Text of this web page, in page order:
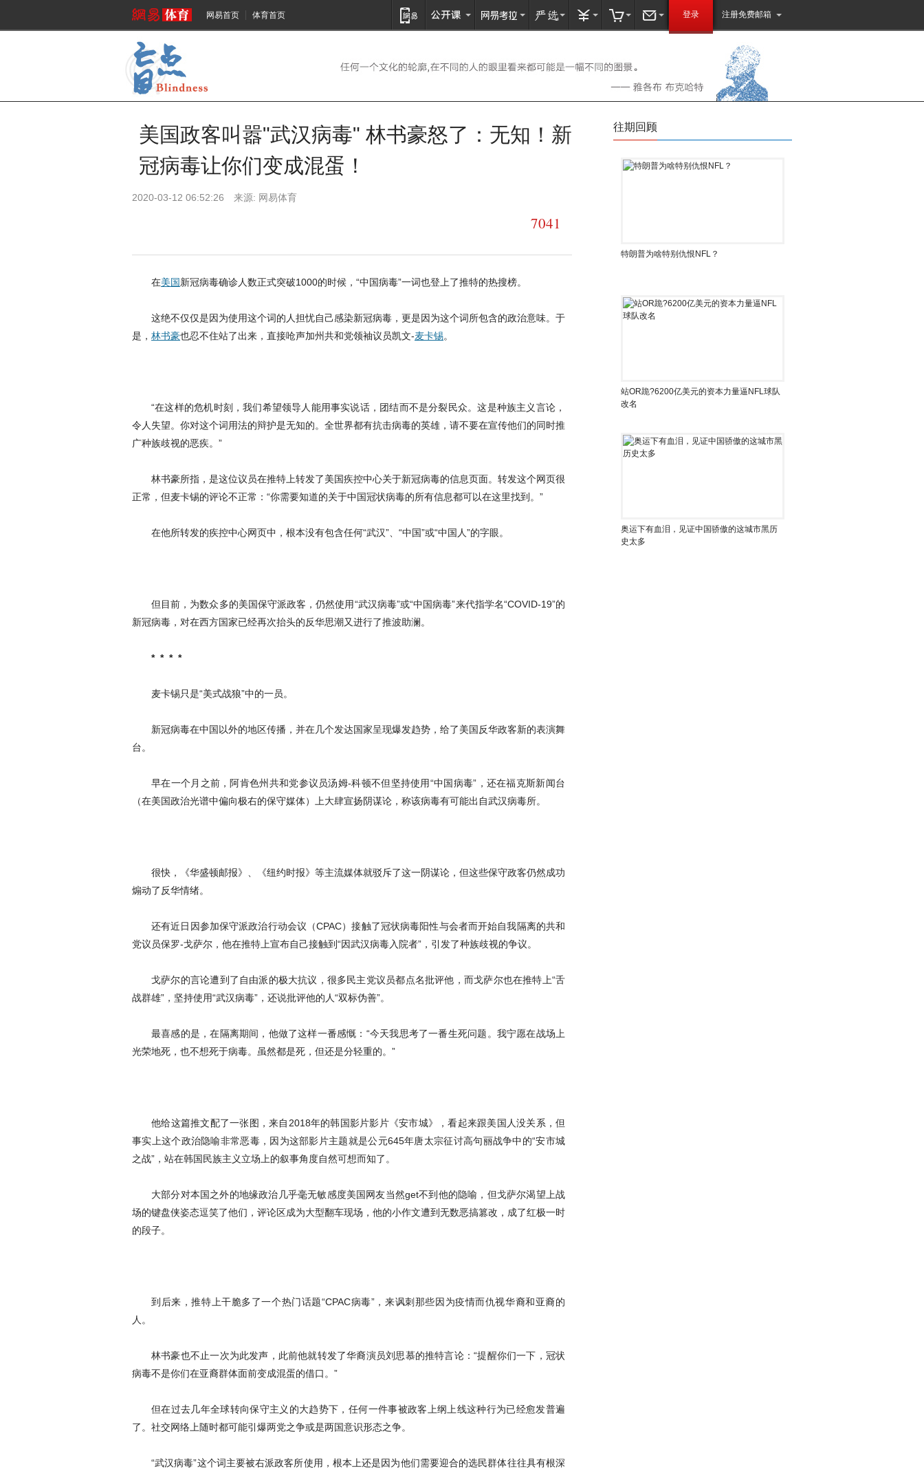
网易首页 体育首页 登录 注册免费邮箱
美国政客叫嚣"武汉病毒" 林书豪怒了：无知！新
冠病毒让你们变成混蛋！
2020-03-12 06:52:26 来源: 网易体育
7041
在美国新冠病毒确诊人数正式突破1000的时候，“中国病毒”一词也登上了推特的热搜榜。
这绝不仅仅是因为使用这个词的人担忧自己感染新冠病毒，更是因为这个词所包含的政治意味。于
是， 林书豪也忍不住站了出来，直接呛声加州共和党领袖议员凯文-麦卡锡。
“在这样的危机时刻，我们希望领导人能用事实说话，团结而不是分裂民众。这是种族主义言论，
令人失望。你对这个词用法的辩护是无知的。全世界都有抗击病毒的英雄，请不要在宣传他们的同时推
广种族歧视的恶疾。”
林书豪所指，是这位议员在推特上转发了美国疾控中心关于新冠病毒的信息页面。转发这个网页很
正常，但麦卡锡的评论不正常：“你需要知道的关于中国冠状病毒的所有信息都可以在这里找到。”
在他所转发的疾控中心网页中，根本没有包含任何“武汉”、“中国”或“中国人”的字眼。
但目前，为数众多的美国保守派政客，仍然使用“武汉病毒”或“中国病毒”来代指学名“COVID-19”的
新冠病毒，对在西方国家已经再次抬头的反华思潮又进行了推波助澜。
* * * *
麦卡锡只是“美式战狼”中的一员。
新冠病毒在中国以外的地区传播，并在几个发达国家呈现爆发趋势，给了美国反华政客新的表演舞
台。
早在一个月之前，阿肯色州共和党参议员汤姆-科顿不但坚持使用“中国病毒”，还在福克斯新闻台
（在美国政治光谱中偏向极右的保守媒体）上大肆宣扬阴谋论，称该病毒有可能出自武汉病毒所。
很快，《华盛顿邮报》、《纽约时报》等主流媒体就驳斥了这一阴谋论，但这些保守政客仍然成功
煽动了反华情绪。
还有近日因参加保守派政治行动会议（CPAC）接触了冠状病毒阳性与会者而开始自我隔离的共和
党议员保罗-戈萨尔，他在推特上宣布自己接触到“因武汉病毒入院者”，引发了种族歧视的争议。
戈萨尔的言论遭到了自由派的极大抗议，很多民主党议员都点名批评他，而戈萨尔也在推特上“舌
战群雄”，坚持使用“武汉病毒”，还说批评他的人“双标伪善”。
最喜感的是，在隔离期间，他做了这样一番感慨：“今天我思考了一番生死问题。我宁愿在战场上
光荣地死，也不想死于病毒。虽然都是死，但还是分轻重的。”
他给这篇推文配了一张图，来自2018年的韩国影片影片《安市城》，看起来跟美国人没关系，但
事实上这个政治隐喻非常恶毒，因为这部影片主题就是公元645年唐太宗征讨高句丽战争中的“安市城
之战”，站在韩国民族主义立场上的叙事角度自然可想而知了。
大部分对本国之外的地缘政治几乎毫无敏感度美国网友当然get不到他的隐喻，但戈萨尔渴望上战
场的键盘侠姿态逗笑了他们，评论区成为大型翻车现场，他的小作文遭到无数恶搞篡改，成了红极一时
的段子。
到后来，推特上干脆多了一个热门话题“CPAC病毒”，来讽刺那些因为疫情而仇视华裔和亚裔的
人。
林书豪也不止一次为此发声，此前他就转发了华裔演员刘思慕的推特言论：“提醒你们一下，冠状
病毒不是你们在亚裔群体面前变成混蛋的借口。”
但在过去几年全球转向保守主义的大趋势下，任何一件事被政客上纲上线这种行为已经愈发普遍
了。社交网络上随时都可能引爆两党之争或是两国意识形态之争。
“武汉病毒”这个词主要被右派政客所使用，根本上还是因为他们需要迎合的选民群体往往具有根深
往期回顾
特朗普为啥特别仇恨NFL？
站OR跪?6200亿美元的资本力量逼NFL球队
改名
奥运下有血泪，见证中国骄傲的这城市黑历
史太多